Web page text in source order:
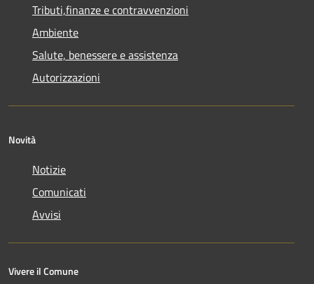
Tributi,finanze e contravvenzioni
Ambiente
Salute, benessere e assistenza
Autorizzazioni
Novità
Notizie
Comunicati
Avvisi
Vivere il Comune